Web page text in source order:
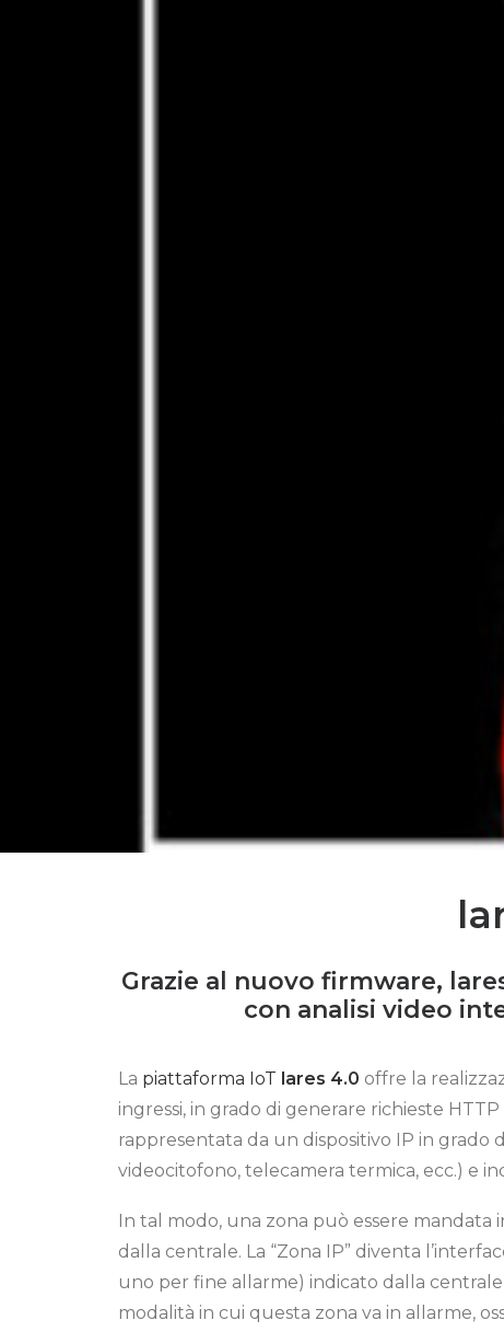
Grazie al nuovo firmware,
con analisi video
La piattaforma IoT lares 4.0 offre la
ingressi, in grado di generare richieste
rappresentata da un dispositivo IP in grado
videocitofono, telecamera termica, ecc.) e
In tal modo, una zona può essere mandata
dalla centrale. La “Zona IP” diventa
uno per fine allarme) indicato dalla centrale
modalità in cui questa zona va in allarme,